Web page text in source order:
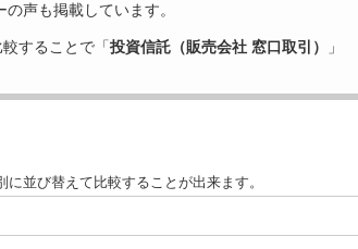
声も掲載しています。
することで「投資信託（販売会社 窓口取引）
」
並び替えて比較することが出来ます。